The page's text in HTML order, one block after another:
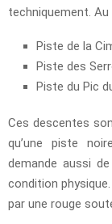
techniquement.
Piste de la
Piste des
Piste du Pic
Ces descentes
qu’une piste
demande aussi
condition
par une rouge